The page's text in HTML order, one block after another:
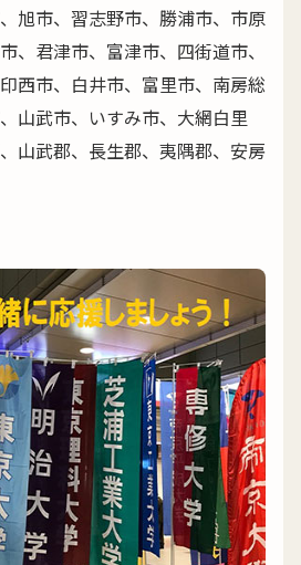
旭市、習志野市、勝浦市、市原
、君津市、富津市、四街道市、
西市、白井市、富里市、南房総
山武市、いすみ市、大網白里
山武郡、長生郡、夷隅郡、安房